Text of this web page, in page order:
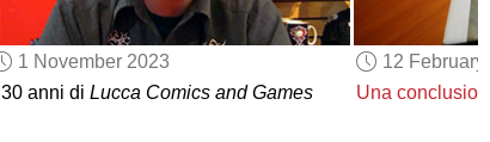
ABOUT US
ALEXA
ADJUST COLORS
1 November 2023
I 30 anni di Lucca Comics and Games
12 February
Una